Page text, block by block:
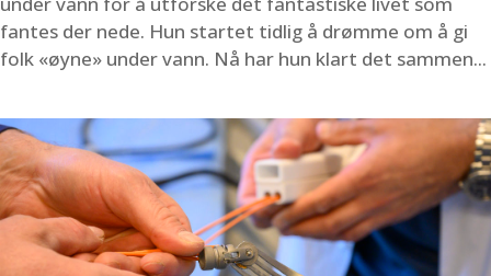
fantes der nede. Hun startet tidlig å drømme om å gi
folk «øyne» under vann. Nå har hun klart det sammen...